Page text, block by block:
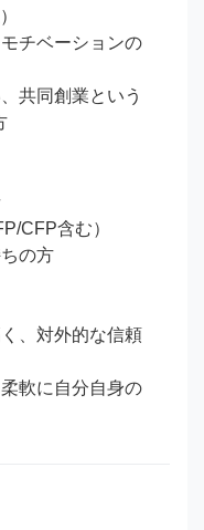
チベーションの
共同創業という
CFP含む）
の方
、対外的な信頼
軟に自分自身の